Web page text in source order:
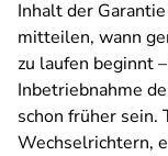
Inhalt der
mitteilen, wann
zu laufen beginnt
Inbetriebnahme
schon früher sein.
Wechselrichtern,